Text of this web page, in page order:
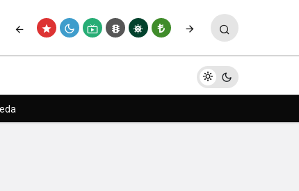
Yorum Yap Paylaş